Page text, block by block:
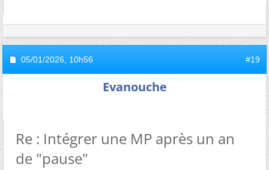
05/01/2026, 10h56 #19
Evanouche
Re : Intégrer une MP après un an
de "pause"